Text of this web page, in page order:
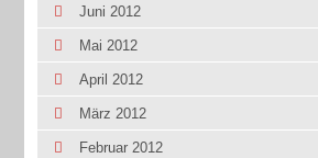
Juni 2012
Mai 2012
April 2012
März 2012
Februar 2012